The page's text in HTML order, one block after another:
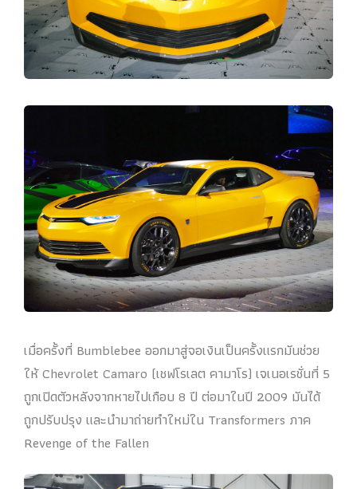
เมื่อครั้งที่ Bumblebee ออกมาสู่จอเงินเป็นครั้งแรกมันช่วย
ให้ Chevrolet Camaro (เชฟโรเลต คามาโร) เจเนอเรชั่นที่ 5
ถูกเปิดตัวหลังจากหายไปเกือบ 8 ปี ต่อมาในปี 2009 มันได้
ถูกปรับปรุง และนำมาถ่ายทำใหม่ใน Transformers ภาค
Revenge of the Fallen